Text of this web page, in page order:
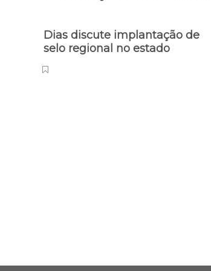
Dias discute implantação de
selo regional no estado